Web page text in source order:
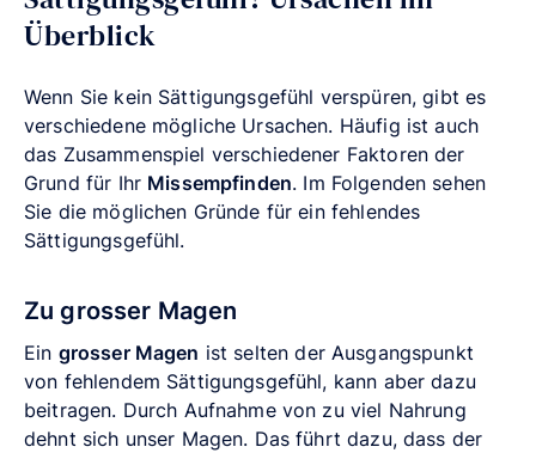
Überblick
Wenn Sie kein Sättigungsgefühl verspüren, gibt es
verschiedene mögliche Ursachen. Häufig ist auch
das Zusammenspiel verschiedener Faktoren der
Grund für Ihr Missempfinden. Im Folgenden sehen
Sie die möglichen Gründe für ein fehlendes
Sättigungsgefühl.
Zu grosser Magen
Ein grosser Magen ist selten der Ausgangspunkt
von fehlendem Sättigungsgefühl, kann aber dazu
beitragen. Durch Aufnahme von zu viel Nahrung
dehnt sich unser Magen. Das führt dazu, dass der